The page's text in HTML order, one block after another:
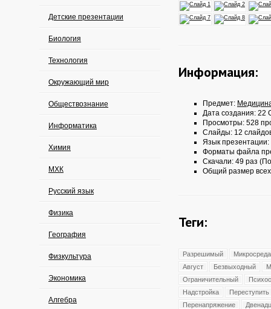
Детские презентации
Биология
Технология
Окружающий мир
Обществознание
Информатика
Химия
МХК
Русский язык
Физика
География
Физкультура
Экономика
Алгебра
Информация:
Предмет:
Дата создания: 22
Просмотры: 528
Слайды: 12
Язык презентации:
Форматы файла
Скачали: 49 раз
Общий размер
Теги:
Разрешимый
Микросреда
Август
Безвыходный
Ограничительный
Надстройка
Переступить
Перенапряжение